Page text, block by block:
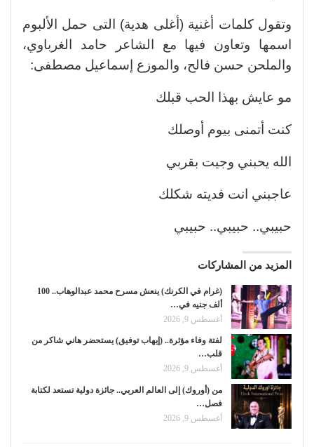
وتقول كلمات أغنية (أغلى هدية) التى حمل الألبوم
اسمها وتعاون فيها مع الشاعر حامد الغرباوي،
والملحن حسن فالح، والموزع إسماعيل مصطفى:
مو عايش بهذا الحب قبلك
كنت أتمنى بيوم أوصلك
الله يحبني وجيت بقربي
عاجبني انت فديته شكلك
حبيبي.. حبيبي.. حبيبي
المزيد من المشاركات
(غرام في الكرنك) ينعش مسرح محمد عبدالوهاب.. 100
ألف جنيه في…
أغسطس 9, 2026
لفتة وفاء مؤثرة.. (إيهاب توفيق) يستحضر هاني شاكر من
قلب…
أغسطس 9, 2026
من (أوروك) إلى العالم العربي.. جائزة دولية تستعد لكتابة
فصل…
أغسطس 9, 2026